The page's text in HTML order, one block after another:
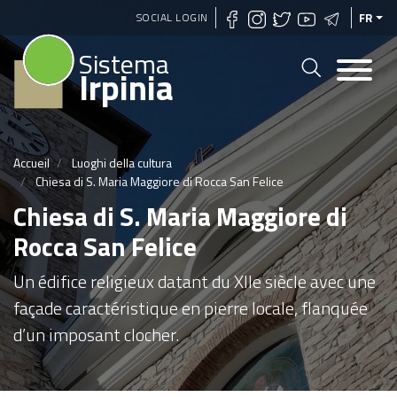
Aller
SOCIAL LOGIN FR
Sistema
Irpinia
Accueil
Luoghi della cultura
Chiesa di S. Maria Maggiore di Rocca San Felice
Chiesa di S. Maria Maggiore di
Rocca San Felice
Un édifice religieux datant du XIIe siècle avec une
façade caractéristique en pierre locale, flanquée
d’un imposant clocher.